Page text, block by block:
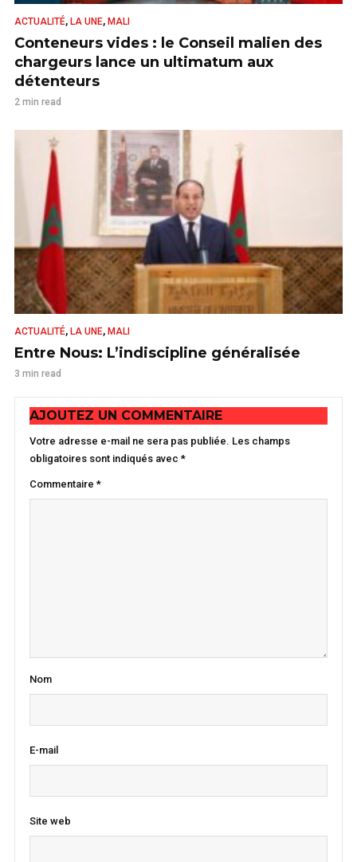
ACTUALITÉ, LA UNE, MALI
Conteneurs vides : le Conseil malien des
chargeurs lance un ultimatum aux
détenteurs
2 min read
ACTUALITÉ, LA UNE, MALI
Entre Nous: L’indiscipline généralisée
3 min read
AJOUTEZ UN COMMENTAIRE
Votre adresse e-mail ne sera pas publiée. Les champs
obligatoires sont indiqués avec *
Commentaire *
Nom
E-mail
Site web